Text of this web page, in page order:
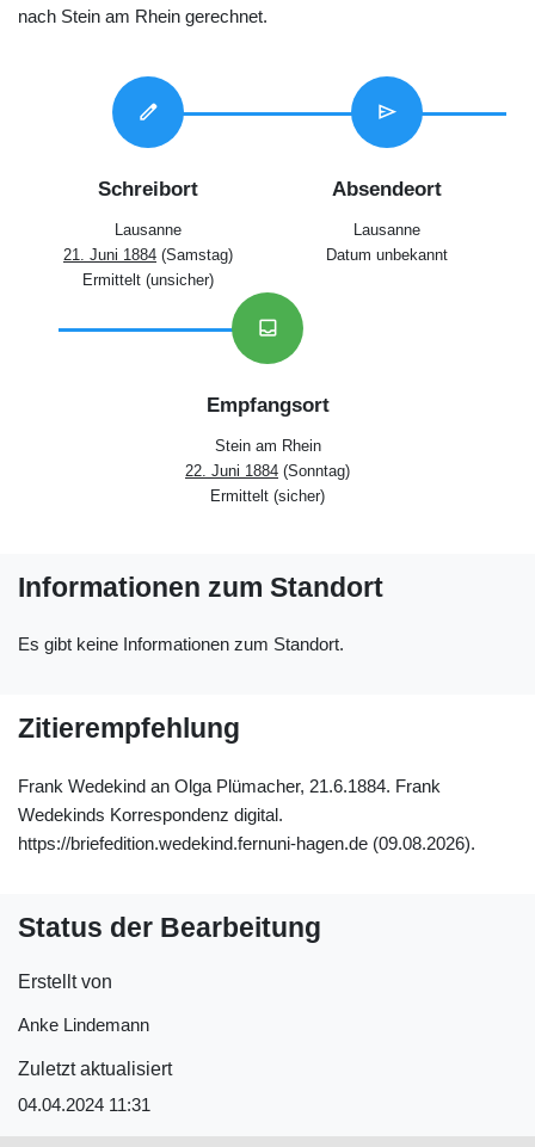
nach Stein am Rhein gerechnet.
edit
Schreibort
Lausanne
21. Juni 1884 (Samstag)
Ermittelt (unsicher)
send
Absendeort
Lausanne
Datum unbekannt
inbox
Empfangsort
Stein am Rhein
22. Juni 1884 (Sonntag)
Ermittelt (sicher)
Informationen zum Standort
Es gibt keine Informationen zum Standort.
Zitierempfehlung
Frank Wedekind an Olga Plümacher, 21.6.1884. Frank
Wedekinds Korrespondenz digital.
https://briefedition.wedekind.fernuni-hagen.de (09.08.2026).
Status der Bearbeitung
Erstellt von
Anke Lindemann
Zuletzt aktualisiert
04.04.2024 11:31